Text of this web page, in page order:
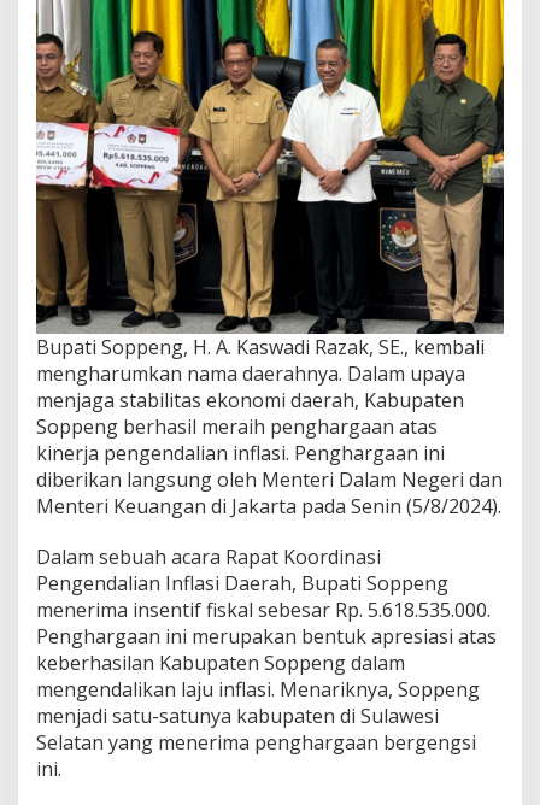
Bupati Soppeng, H. A. Kaswadi Razak, SE., kembali
mengharumkan nama daerahnya. Dalam upaya
menjaga stabilitas ekonomi daerah, Kabupaten
Soppeng berhasil meraih penghargaan atas
kinerja pengendalian inflasi. Penghargaan ini
diberikan langsung oleh Menteri Dalam Negeri dan
Menteri Keuangan di Jakarta pada Senin (5/8/2024).
Dalam sebuah acara Rapat Koordinasi
Pengendalian Inflasi Daerah, Bupati Soppeng
menerima insentif fiskal sebesar Rp. 5.618.535.000.
Penghargaan ini merupakan bentuk apresiasi atas
keberhasilan Kabupaten Soppeng dalam
mengendalikan laju inflasi. Menariknya, Soppeng
menjadi satu-satunya kabupaten di Sulawesi
Selatan yang menerima penghargaan bergengsi
ini.